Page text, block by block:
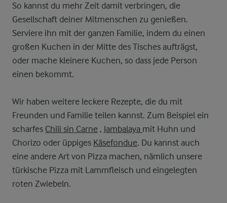
So kannst du mehr Zeit damit verbringen, die
Gesellschaft deiner Mitmenschen zu genießen.
Serviere ihn mit der ganzen Familie, indem du einen
großen Kuchen in der Mitte des Tisches aufträgst,
oder mache kleinere Kuchen, so dass jede Person
einen bekommt.
Wir haben weitere leckere Rezepte, die du mit
Freunden und Familie teilen kannst. Zum Beispiel ein
scharfes Chili sin Carne , Jambalaya mit Huhn und
Chorizo oder üppiges Käsefondue. Du kannst auch
eine andere Art von Pizza machen, nämlich unsere
türkische Pizza mit Lammfleisch und eingelegten
roten Zwiebeln.